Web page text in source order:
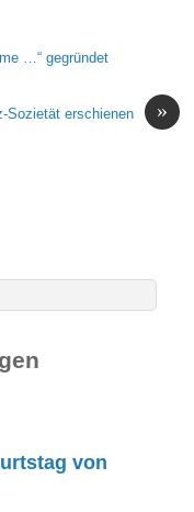
…“ gegründet
»
Sozietät erschienen
von